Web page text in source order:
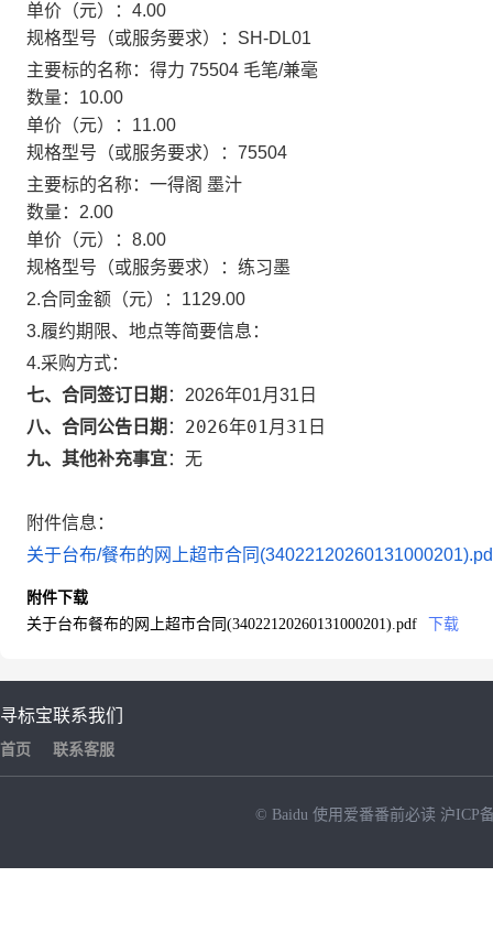
单价（元）： 4.00
规格型号（或服务要求）： SH-DL01
主要标的名称： 得力 75504 毛笔/兼毫
数量： 10.00
单价（元）： 11.00
规格型号（或服务要求）： 75504
主要标的名称： 一得阁 墨汁
数量： 2.00
单价（元）： 8.00
规格型号（或服务要求）： 练习墨
2.合同金额（元）： 1129.00
3.履约期限、地点等简要信息：
4.采购方式：
七、合同签订日期 ： 2026年01月31日
八、合同公告日期 ： 2026年01月31日
九、其他补充事宜： 无
附件信息：
关于台布/餐布的网上超市合同
附件下载
关于台布餐布的网上超市合同(34022120260131000201).pdf
下载
寻标宝
首页
联系我们
联系客服
© Baidu 使用爱番番前必读 沪ICP